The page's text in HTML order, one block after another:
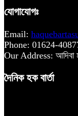
যোগাযোগঃ
Email:
Phone: 01624-
Our Address: আদিবা
দৈনিক হক বার্তা